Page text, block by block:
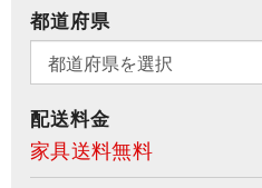
都道府県
配送料金
家具送料無料